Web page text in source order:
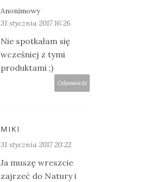
Anonimowy
31 stycznia 2017 16:26
Nie spotkałam się
wcześniej z tymi
produktami ;)
Odpowiedz
MIKI
31 stycznia 2017 20:22
Ja muszę wreszcie
zajrzeć do Natury i